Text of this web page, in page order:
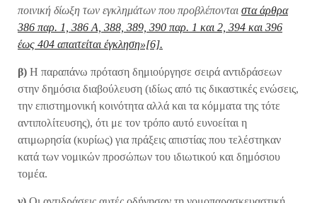
ποινική δίωξη των εγκλημάτων που προβλέπονται στα άρθρα
386 παρ. 1, 386 Α, 388, 389, 390 παρ. 1 και 2, 394 και 396
έως 404 απαιτείται έγκληση»[6].
β) Η παραπάνω πρόταση δημιούργησε σειρά αντιδράσεων
στην δημόσια διαβούλευση (ιδίως από τις δικαστικές ενώσεις,
την επιστημονική κοινότητα αλλά και τα κόμματα της τότε
αντιπολίτευσης), ότι με τον τρόπο αυτό ευνοείται η
ατιμωρησία (κυρίως) για πράξεις απιστίας που τελέστηκαν
κατά των νομικών προσώπων του ιδιωτικού και δημόσιου
τομέα.